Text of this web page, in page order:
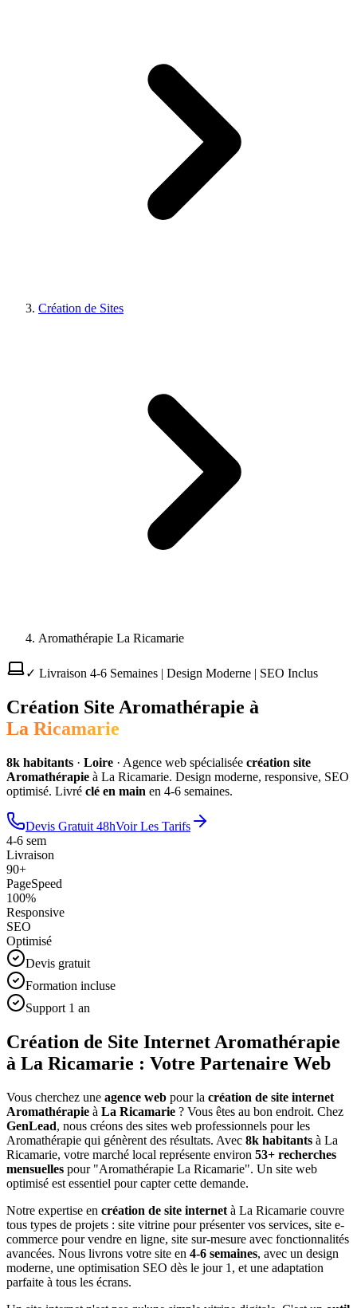
Création de Sites
Aromathérapie La Ricamarie
✓ Livraison 4-6 Semaines | Design Moderne | SEO Inclus
Création Site Aromathérapie à
La Ricamarie
8k habitants · Loire · Agence web spécialisée création site
Aromathérapie à La Ricamarie. Design moderne, responsive, SEO
optimisé. Livré clé en main en 4-6 semaines.
Devis Gratuit 48hVoir Les Tarifs
4-6 sem
Livraison
90+
PageSpeed
100%
Responsive
SEO
Optimisé
Devis gratuit
Formation incluse
Support 1 an
Création de Site Internet Aromathérapie
à La Ricamarie : Votre Partenaire Web
Vous cherchez une agence web pour la création de site internet
Aromathérapie à La Ricamarie ? Vous êtes au bon endroit. Chez
GenLead, nous créons des sites web professionnels pour les
Aromathérapie qui génèrent des résultats. Avec 8k habitants à La
Ricamarie, votre marché local représente environ 53+ recherches
mensuelles pour "Aromathérapie La Ricamarie". Un site web
optimisé est essentiel pour capter cette demande.
Notre expertise en création de site internet à La Ricamarie couvre
tous types de projets : site vitrine pour présenter vos services, site e-
commerce pour vendre en ligne, site sur-mesure avec fonctionnalités
avancées. Nous livrons votre site en 4-6 semaines, avec un design
moderne, une optimisation SEO dès le jour 1, et une adaptation
parfaite à tous les écrans.